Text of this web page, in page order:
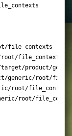
file_contexts ']'
root/file_contexts'
out/target/product/
generic/root/
root/file_contexts
root/